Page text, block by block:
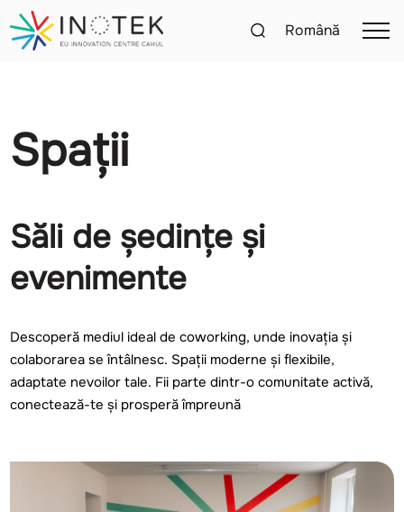
Română
Spații
Săli de ședințe și
evenimente
Descoperă mediul ideal de coworking, unde inovația și
colaborarea se întâlnesc. Spații moderne și flexibile,
adaptate nevoilor tale. Fii parte dintr-o comunitate activă,
conectează-te și prosperă împreună